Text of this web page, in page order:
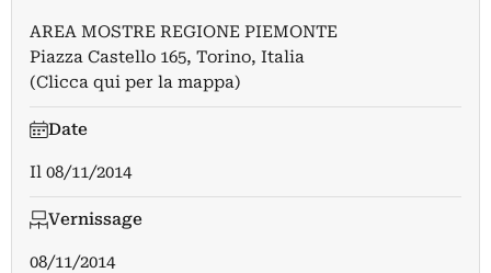
AREA MOSTRE REGIONE PIEMONTE
Piazza Castello 165, Torino, Italia
(Clicca qui per la mappa)
Date
Il 08/11/2014
Vernissage
08/11/2014